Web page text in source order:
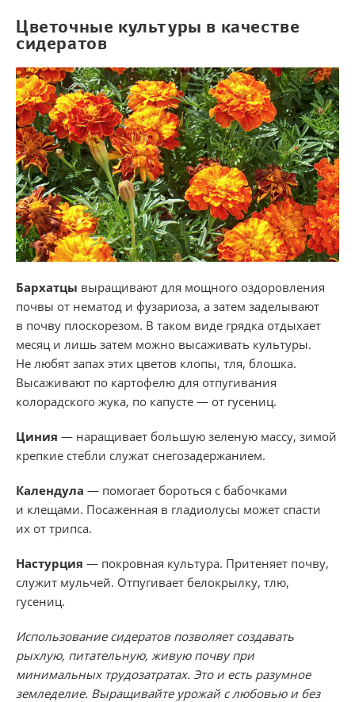
Цветочные культуры в качестве
сидератов
Бархатцы выращивают для мощного оздоровления
почвы от нематод и фузариоза, а затем заделывают
в почву плоскорезом. В таком виде грядка отдыхает
месяц и лишь затем можно высаживать культуры.
Не любят запах этих цветов клопы, тля, блошка.
Высаживают по картофелю для отпугивания
колорадского жука, по капусте — от гусениц.
Циния — наращивает большую зеленую массу, зимой
крепкие стебли служат снегозадержанием.
Календула — помогает бороться с бабочками
и клещами. Посаженная в гладиолусы может спасти
их от трипса.
Настурция — покровная культура. Притеняет почву,
служит мульчей. Отпугивает белокрылку, тлю,
гусениц.
Использование сидератов позволяет создавать
рыхлую, питательную, живую почву при
минимальных трудозатратах. Это и есть разумное
земледелие. Выращивайте урожай с любовью и без